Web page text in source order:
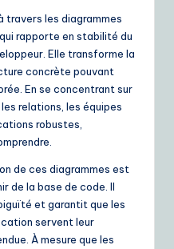
travers les diagrammes
rapporte en stabilité du
Elle transforme la
concrète pouvant
En se concentrant sur
relations, les équipes
robustes,
de ces diagrammes est
de la base de code. Il
et garantit que les
servent leur
À mesure que les